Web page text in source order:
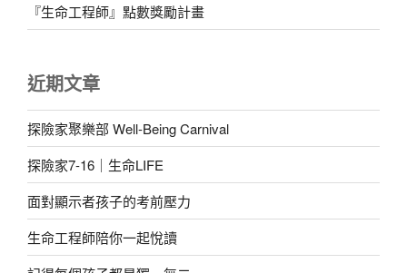
『生命工程師』點數獎勵計畫
近期文章
探險家聚樂部 Well-Being Carnival
探險家7-16｜生命LIFE
面對顯示者孩子的考前壓力
生命工程師陪你一起悅讀